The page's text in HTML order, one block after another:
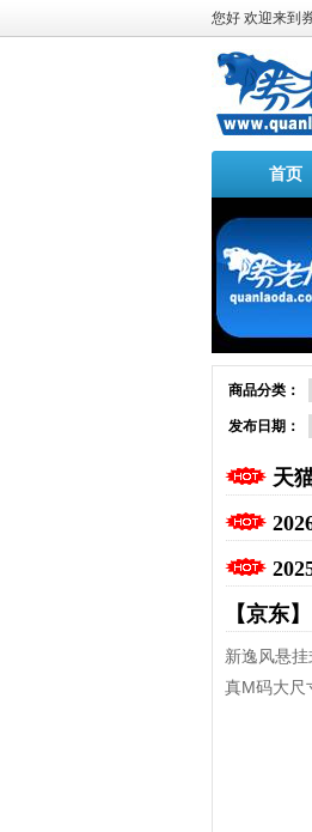
您好 欢迎来到
首页
商品分类：
发布日期：
天
【京东】
新逸风悬
真M码大尺